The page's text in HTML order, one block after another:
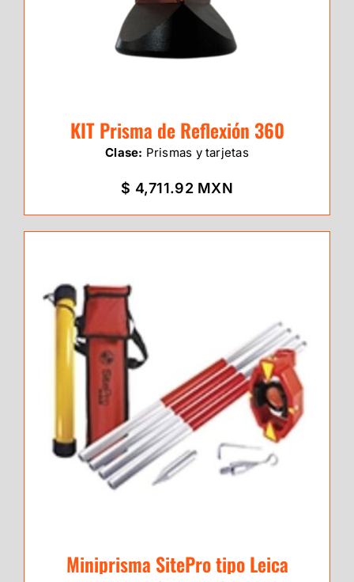
KIT Prisma de Reflexión 360
Clase: Prismas y tarjetas
$ 4,711.92 MXN
Miniprisma SitePro tipo Leica